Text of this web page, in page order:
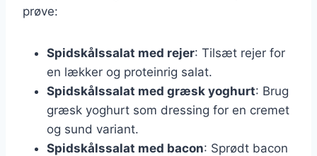
prøve:
Spidskålssalat med rejer: Tilsæt rejer for
en lækker og proteinrig salat.
Spidskålssalat med græsk yoghurt: Brug
græsk yoghurt som dressing for en cremet
og sund variant.
Spidskålssalat med bacon: Sprødt bacon